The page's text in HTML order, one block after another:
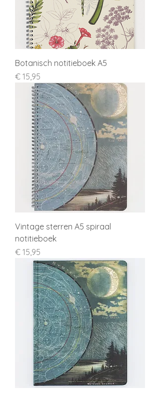
Botanisch notitieboek A5
Prijs
€ 15,95
Vintage sterren A5 spiraal
notitieboek
Prijs
€ 15,95